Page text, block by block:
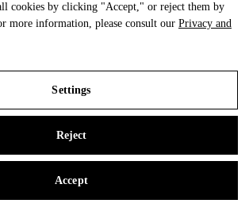
cookies by clicking "Accept," or reject them by
more information, please consult our Privacy and
Settings
Reject
Accept